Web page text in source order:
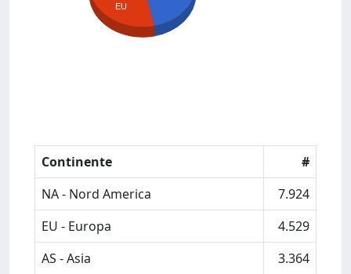
EU
Continente
#
NA - Nord America
7.924
EU - Europa
4.529
AS - Asia
3.364